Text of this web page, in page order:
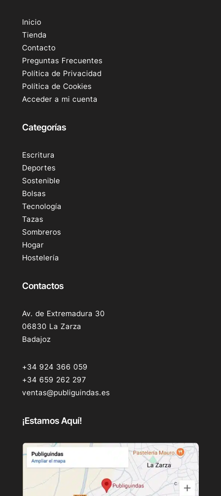
Inicio
Tienda
Contacto
Preguntas Frecuentes
Política de Privacidad
Política de Cookies
Acceder a mi cuenta
Categorías
Escritura
Deportes
Sostenible
Bolsas
Tecnología
Tazas
Sombreros
Hogar
Hostelería
Contactos
Av. de Extremadura 30
06830 La Zarza
Badajoz
+34 924 366 059
+34 659 262 297
ventas@publiguindas.es
¡Estamos Aquí!